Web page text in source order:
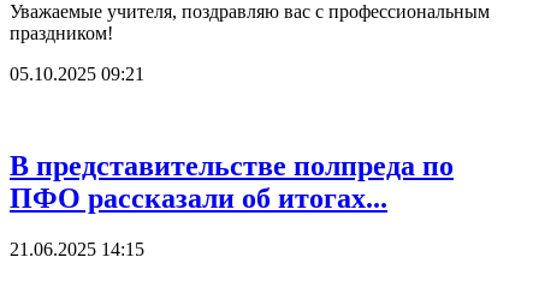
Уважаемые учителя, поздравляю вас с профессиональным
праздником!
05.10.2025 09:21
В представительстве полпреда по
ПФО рассказали об итогах...
21.06.2025 14:15